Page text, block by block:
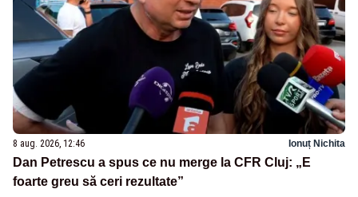
8 aug. 2026, 12:46 Ionuț Nichita
Dan Petrescu a spus ce nu merge la CFR Cluj: „E
foarte greu să ceri rezultate”